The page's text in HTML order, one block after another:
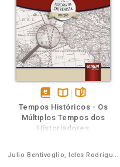
disponível
em
eBook
Disponível
na
B.V.
páginas
Tempos Históricos - Os
Múltiplos Tempos dos
Historiadores
Julio Bentivoglio, Icles Rodrigues
TambémFolheie